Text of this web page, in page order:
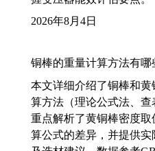
2026年8月4日
铜棒的重量计算方法有哪
本文详细介绍了铜棒和
算方法（理论公式法、查
重点解析了黄铜棒密度取
算公式的差异，并提供